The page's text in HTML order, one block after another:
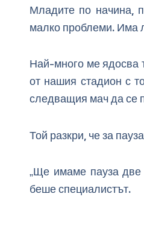
Младите по начина,
малко проблеми. Има
Най-много ме ядосва
от нашия стадион с
следващия мач да се
Той разкри, че за
„Ще имаме пауза две
беше специалистът.